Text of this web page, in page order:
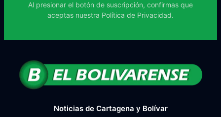
Al presionar el botón de suscripción, confirmas que
aceptas nuestra Política de Privacidad.
Noticias de Cartagena y Bolívar